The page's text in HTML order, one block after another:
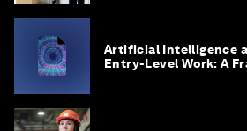
Artificial Intelligence
Entry-Level Work: A